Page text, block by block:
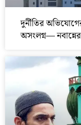
দুর্নীতির
অসংলগ্ন—